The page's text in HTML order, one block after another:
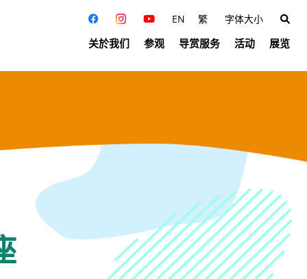
EN 繁 字体大小
关於我们 参观 导赏服务 活动 展览